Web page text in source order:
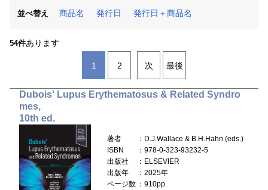
並べ替え 商品名 発行日 発行日＋商品名
54件あります
1 2 次 最後
Dubois' Lupus Erythematosus & Related Syndro
mes,
10th ed.
著者
：D.J.Wallace & B.H.Hahn (eds.)
ISBN
：978-0-323-93232-5
出版社
：ELSEVIER
出版年
：2025年
ページ数 ：910pp.